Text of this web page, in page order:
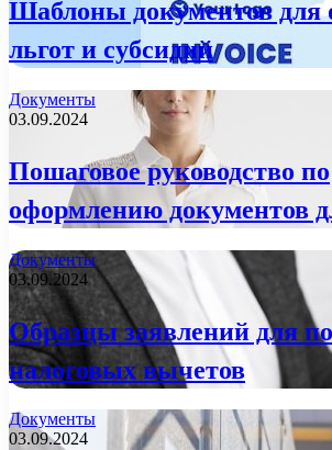
Шаблоны документов для
льгот и субсидий
Документы
03.09.2024
Пошаговое руководство по
оформлению документов
Документы
03.09.2024
Образцы заявлений для
налоговых вычетов
Документы
03.09.2024